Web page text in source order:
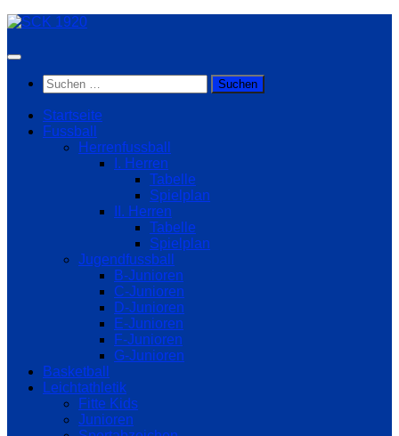
Zum
springen
Suchen
nach:
Startseite
Fussball
Herrenfussball
I. Herren
Tabelle
Spielplan
II. Herren
Tabelle
Spielplan
Jugendfussball
B-Junioren
C-Junioren
D-Junioren
E-Junioren
F-Junioren
G-Junioren
Basketball
Leichtathletik
Fitte Kids
Junioren